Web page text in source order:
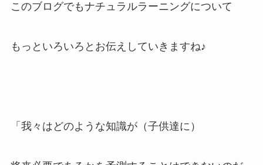
このブログでもナチュラルラーニングについて
もっといろいろとお伝えしていきますね♪
「我々はどのような知識が（子供達に）